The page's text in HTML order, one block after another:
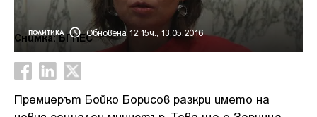
ПОЛИТИКА Обновена 12:15ч., 13.05.2016
Снимка: БГНЕС
Премиерът Бойко Борисов разкри името на